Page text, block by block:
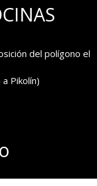
del polígono el
Pikolín)